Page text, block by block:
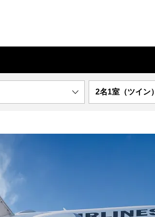
2名1室（ツイン）